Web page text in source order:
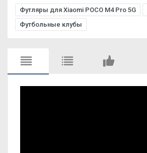
Футляры для Xiaomi POCO M4 Pro 5G
Футбольные клубы